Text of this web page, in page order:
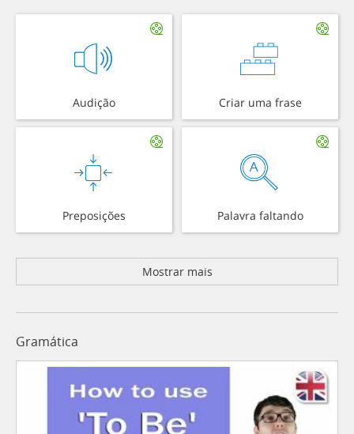
Audição Criar uma frase
Preposições Palavra faltando
Mostrar mais
Gramática